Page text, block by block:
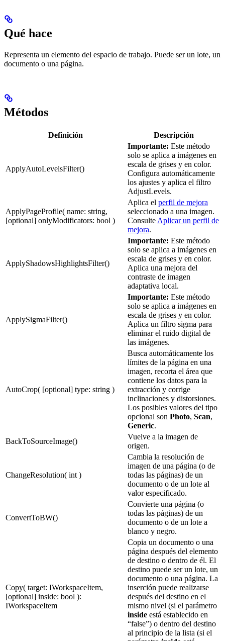
Qué hace
Representa un elemento del espacio de trabajo. Puede ser un lote, un
documento o una página.
Métodos
Definición Descripción
ApplyAutoLevelsFilter()
Importante: Este método
solo se aplica a imágenes en
escala de grises y en color.
Configura automáticamente
los ajustes y aplica el filtro
AdjustLevels.
ApplyPageProfile( name: string,
[optional] onlyModificators: bool )
Aplica el perfil de mejora
seleccionado a una imagen.
Consulte Aplicar un perfil de
mejora.
ApplyShadowsHighlightsFilter()
Importante: Este método
solo se aplica a imágenes en
escala de grises y en color.
Aplica una mejora del
contraste de imagen
adaptativa local.
ApplySigmaFilter()
Importante: Este método
solo se aplica a imágenes en
escala de grises y en color.
Aplica un filtro sigma para
eliminar el ruido digital de
las imágenes.
AutoCrop( [optional] type: string )
Busca automáticamente los
límites de la página en una
imagen, recorta el área que
contiene los datos para la
extracción y corrige
inclinaciones y distorsiones.
Los posibles valores del tipo
opcional son Photo, Scan,
Generic.
BackToSourceImage()
Vuelve a la imagen de
origen.
ChangeResolution( int )
Cambia la resolución de
imagen de una página (o de
todas las páginas) de un
documento o de un lote al
valor especificado.
ConvertToBW()
Convierte una página (o
todas las páginas) de un
documento o de un lote a
blanco y negro.
Copy( target: IWorkspaceItem,
[optional] inside: bool ):
IWorkspaceItem
Copia un documento o una
página después del elemento
de destino o dentro de él. El
destino puede ser un lote, un
documento o una página. La
inserción puede realizarse
después del destino en el
mismo nivel (si el parámetro
inside está establecido en
“false”) o dentro del destino
al principio de la lista (si el